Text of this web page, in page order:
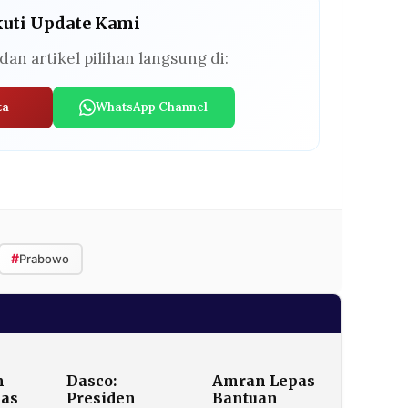
Update Kami
artikel pilihan langsung di:
WhatsApp Channel
#Prabowo
Dasco:
Presiden
Amran Lepas
Bantuan